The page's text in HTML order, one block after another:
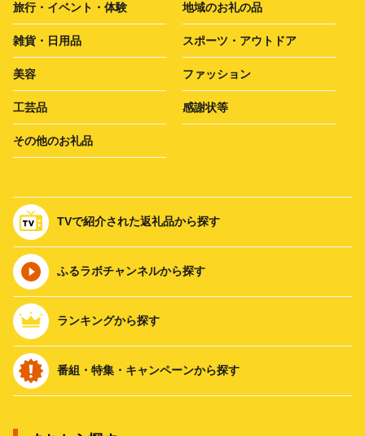
旅行・イベント・体験 地域のお礼の品
雑貨・日用品 スポーツ・アウトドア
美容 ファッション
工芸品 感謝状等
その他のお礼品
TVで紹介された返礼品から探す
ふるラボチャンネルから探す
ランキングから探す
番組・特集・キャンペーンから探す